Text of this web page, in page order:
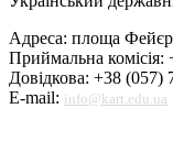
Адреса: площа
Приймальна комісія:
Довідкова: +38 (057)
E-mail: info@kart.edu.ua